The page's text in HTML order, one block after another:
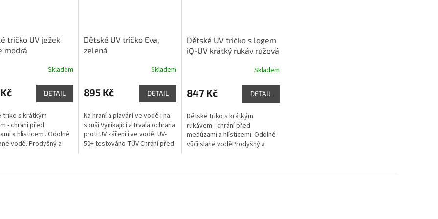
tričko UV ježek
modrá
Skladem
DETAIL
triko s krátkým
- chrání před
a hlísticemi. Odolné
vodě. Prodyšný a
Dětské UV tričko Eva,
zelená
Skladem
895 Kč DETAIL
Na hraní a plavání ve vodě i na
souši Vynikající a trvalá ochrana
proti UV záření i ve vodě. UV-
50+ testováno TÜV Chrání před
Dětské UV tričko s logem
iQ-UV krátký rukáv růžová
Skladem
847 Kč DETAIL
Dětské triko s krátkým
rukávem - chrání před
medúzami a hlísticemi. Odolné
vůči slané voděProdyšný a